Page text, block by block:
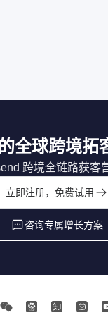
全球跨境拓
跨境全链路获客
立即注册，免费试用
咨询专属增长方案